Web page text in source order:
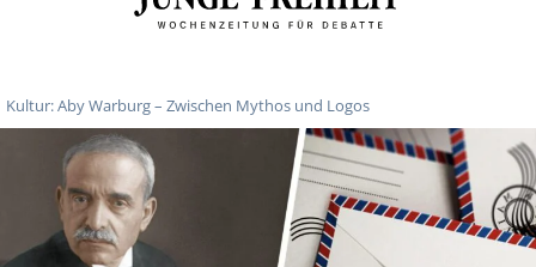
Kultur: Aby Warburg – Zwischen Mythos und Logos